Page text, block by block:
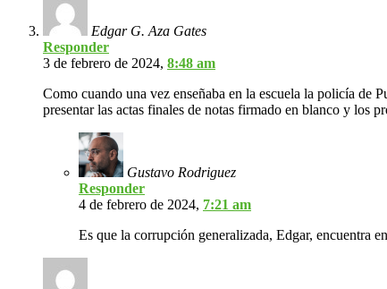
Edgar G. Aza Gates
Responder
3 de febrero de 2024, 8:48 am
Como cuando una vez enseñaba en la escuela la policía de
presentar las actas finales de notas firmado en blanco y los
Gustavo Rodriguez
Responder
4 de febrero de 2024, 7:21 am
Es que la corrupción generalizada, Edgar, encuentra